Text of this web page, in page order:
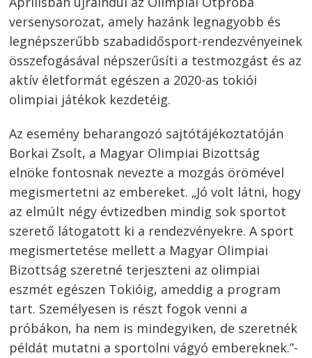
versenysorozat, amely hazánk legnagyobb és
legnépszerűbb szabadidősport-rendezvényeinek
összefogásával népszerűsíti a testmozgást és az
aktív életformát egészen a 2020-as tokiói
olimpiai játékok kezdetéig.
Az esemény beharangozó sajtótájékoztatóján
Borkai Zsolt, a Magyar Olimpiai Bizottság
elnöke fontosnak nevezte a mozgás örömével
megismertetni az embereket. „Jó volt látni, hogy
az elmúlt négy évtizedben mindig sok sportot
szerető látogatott ki a rendezvényekre. A sport
megismertetése mellett a Magyar Olimpiai
Bizottság szeretné terjeszteni az olimpiai
eszmét egészen Tokióig, ameddig a program
tart. Személyesen is részt fogok venni a
próbákon, ha nem is mindegyiken, de szeretnék
példát mutatni a sportolni vágyó embereknek.”-